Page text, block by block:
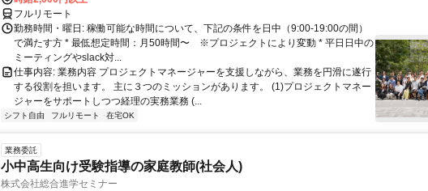
フルリモート
勤務時間・曜日: 稼働可能な時間について、下記の条件を日中（9:00-19:00の間）
で満たす方 * 最低想定時間：月50時間〜 ※プロジェクトにより変動 * 平日日中の
ミーティングやslack対...
仕事内容: 業務内容 プロジェクトマネージャーを支援しながら、業務を円滑に遂行
する役割を担います。 主に３つのミッションがあります。 (1)プロジェクトマネー
ジャーをサポートしつつ経理の実務業務 (...
シフト自由 フルリモート 在宅OK
業務委託
小中高生向け受験指導の家庭教師(社会人)
株式会社総合進学セミナー